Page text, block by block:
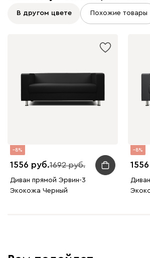
В другом цвете Похожие товары
8
1556 1692
Диван прямой Эрвин-3
Экокожа Черный
8
1556